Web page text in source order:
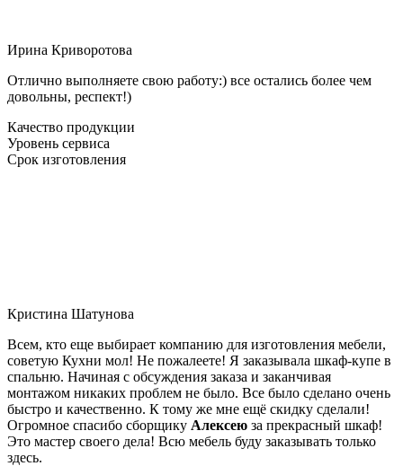
Ирина Криворотова
Отлично выполняете свою работу:) все остались более чем
довольны, респект!)
Качество продукции
Уровень сервиса
Срок изготовления
Кристина Шатунова
Всем, кто еще выбирает компанию для изготовления мебели,
советую Кухни мол! Не пожалеете! Я заказывала шкаф-купе в
спальню. Начиная с обсуждения заказа и заканчивая
монтажом никаких проблем не было. Все было сделано очень
быстро и качественно. К тому же мне ещё скидку сделали!
Огромное спасибо сборщику Алексею за прекрасный шкаф!
Это мастер своего дела! Всю мебель буду заказывать только
здесь.